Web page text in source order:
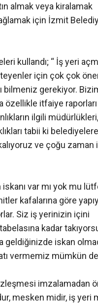
almak veya kiralamak
için İzmit
kullandı; “ İş yeri
için çok çok
bilmeniz gerekiyor.
özellikle itfaiye raporları
ilgili
tabii ki belediyelere
ve çoğu zaman
var mı yok mu
kafalarına göre
Siz iş yerinizin içini
kadar
geldiğinizde iskan
vermemiz mümkün
imzalamadan
mesken midir, iş yeri